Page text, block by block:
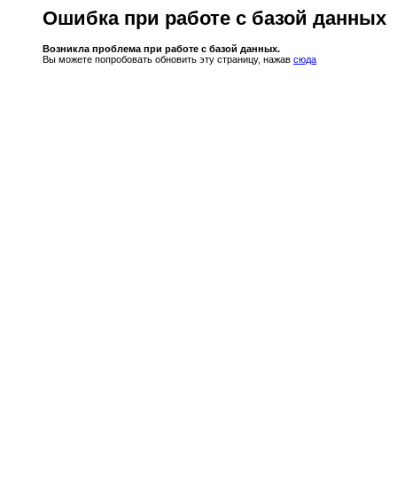
Ошибка при работе с базой данных
Возникла проблема при работе с базой данных.
Вы можете попробовать обновить эту страницу, нажав сюда